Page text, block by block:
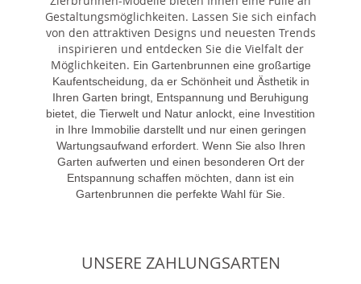
Gestaltungsmöglichkeiten. Lassen Sie sich einfach
von den attraktiven Designs und neuesten Trends
inspirieren und entdecken Sie die Vielfalt der
Möglichkeiten. Ein Gartenbrunnen eine großartige
Kaufentscheidung, da er Schönheit und Ästhetik in
Ihren Garten bringt, Entspannung und Beruhigung
bietet, die Tierwelt und Natur anlockt, eine Investition
in Ihre Immobilie darstellt und nur einen geringen
Wartungsaufwand erfordert. Wenn Sie also Ihren
Garten aufwerten und einen besonderen Ort der
Entspannung schaffen möchten, dann ist ein
Gartenbrunnen die perfekte Wahl für Sie.
UNSERE ZAHLUNGSARTEN